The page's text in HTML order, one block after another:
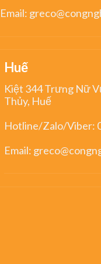
Email:
Huế
Kiệt 344 Trưng Nữ
Thủy, Huế
Hotline/Zalo/Viber:
Email: